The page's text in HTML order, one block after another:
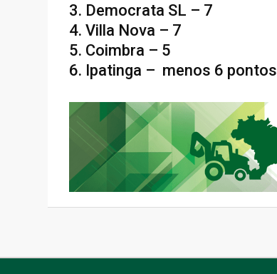
3. Democrata SL – 7
4. Villa Nova – 7
5. Coimbra – 5
6. Ipatinga – menos 6 pontos